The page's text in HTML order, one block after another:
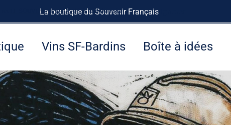
La boutique du Souvenir Français
LE SOUVENIR FRANÇAISà tout de suite.
Vins SF-Bardins Boîte à idées